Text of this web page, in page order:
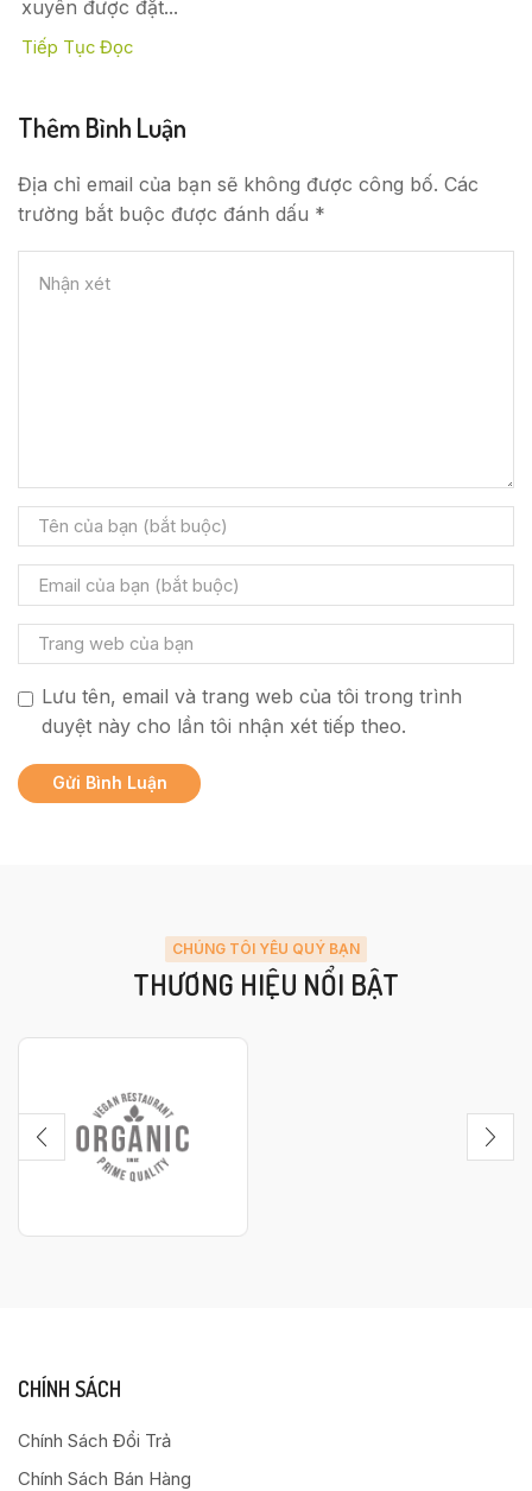
xuyên được đặt...
Tiếp Tục Đọc
Thêm Bình Luận
Địa chỉ email của bạn sẽ không được công bố. Các
trường bắt buộc được đánh dấu *
Lưu tên, email và trang web của tôi trong trình
duyệt này cho lần tôi nhận xét tiếp theo.
CHÚNG TÔI YÊU QUÝ BẠN
THƯƠNG HIỆU NỔI BẬT
CHÍNH SÁCH
Chính Sách Đổi Trả
Chính Sách Bán Hàng